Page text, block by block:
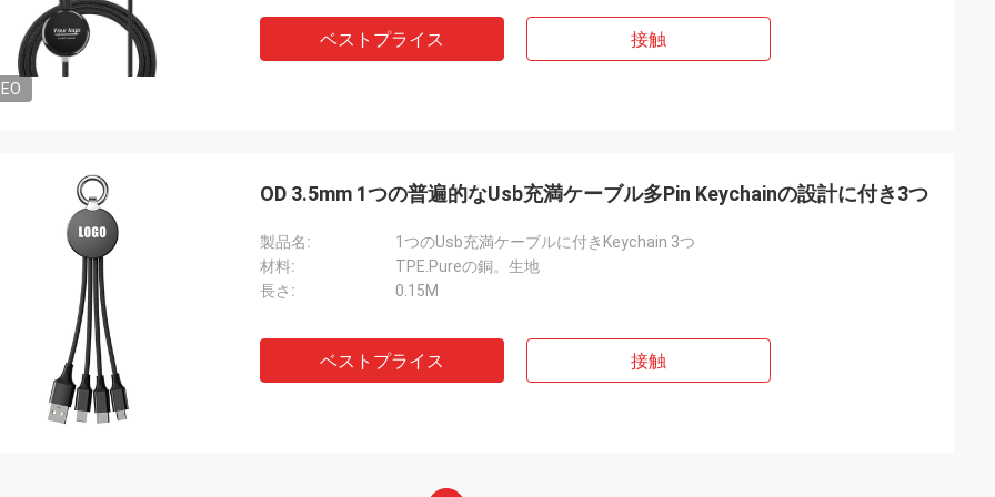
ベストプライス 接触
OD 3.5mm 1つの普遍的なUsb充満ケーブル多Pin Keychainの設計に付き3つ
製品名:
1つのUsb充満ケーブルに付きKeychain 3つ
材料:
TPE.Pureの銅。生地
長さ:
0.15M
ベストプライス 接触